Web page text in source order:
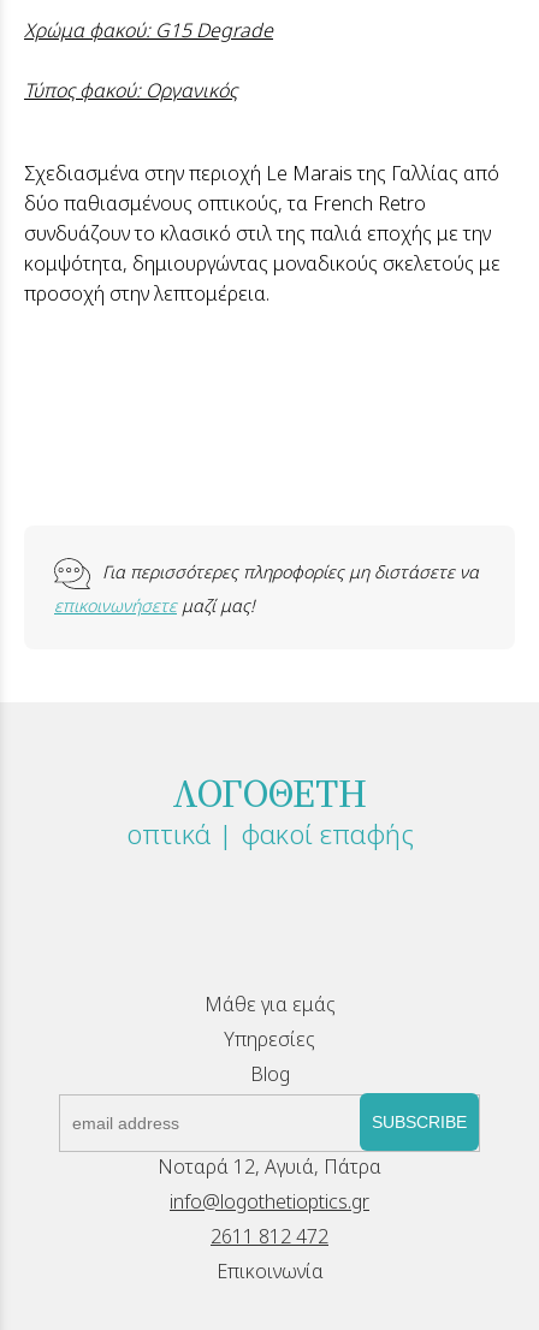
Χρώμα φακού: G15 Degrade
Τύπος φακού: Οργανικός
Σχεδιασμένα στην περιοχή Le Marais της Γαλλίας από
δύο παθιασμένους οπτικούς, τα French Retro
συνδυάζουν το κλασικό στιλ της παλιά εποχής με την
κομψότητα, δημιουργώντας μοναδικούς σκελετούς με
προσοχή στην λεπτομέρεια.
Για περισσότερες πληροφορίες μη διστάσετε να
επικοινωνήσετεμαζί μας!
ΛΟΓΟΘΕΤΗ
οπτικά | φακοί επαφής
Μάθε για εμάς
Υπηρεσίες
Blog
SUBSCRIBE
Νοταρά 12, Αγυιά, Πάτρα
info@logothetioptics.gr
2611 812 472
Επικοινωνία